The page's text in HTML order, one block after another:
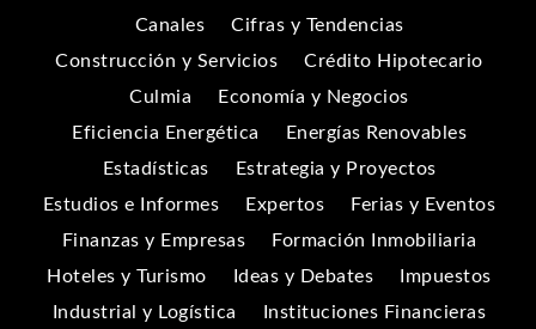
Canales
Cifras y Tendencias
Construcción y Servicios
Crédito Hipotecario
Culmia
Economía y Negocios
Eficiencia Energética
Energías Renovables
Estadísticas
Estrategia y Proyectos
Estudios e Informes
Expertos
Ferias y Eventos
Finanzas y Empresas
Formación Inmobiliaria
Hoteles y Turismo
Ideas y Debates
Impuestos
Industrial y Logística
Instituciones Financieras